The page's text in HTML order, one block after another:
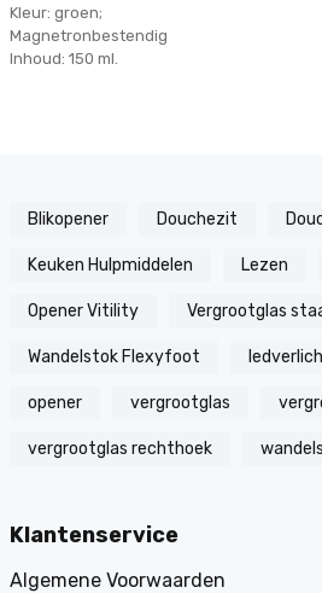
Kleur: groen;
Magnetronbestendig
Inhoud: 150 ml.
Blikopener Douchezit
Keuken Hulpmiddelen Lezen
Opener Vitility Vergrootglas
Wandelstok Flexyfoot
opener vergrootglas
vergrootglas rechthoek
Klantenservice
Algemene Voorwaarden